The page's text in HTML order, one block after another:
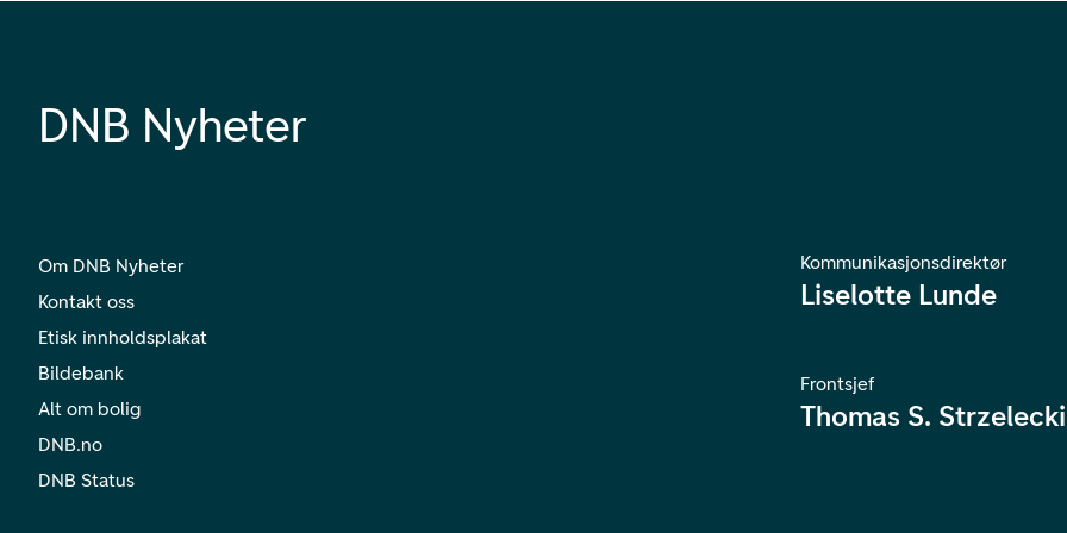
DNB Nyheter
Om DNB Nyheter
Kontakt oss
Etisk innholdsplakat
Bildebank
Alt om bolig
DNB.no
DNB Status
Kommunikasjonsdirektør
Liselotte Lunde
Frontsjef
Thomas S. Strzelecki